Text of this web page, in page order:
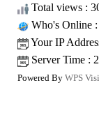
Total views :
Who's Online
Your IP
Server Time :
Powered By WPS